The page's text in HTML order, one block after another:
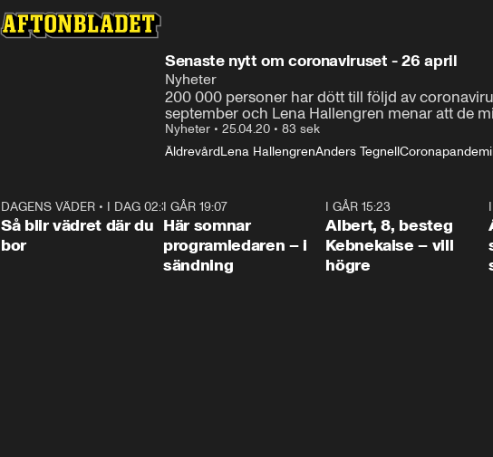
Senaste nytt om coronaviruset - 26 april
Nyheter
200 000 personer har dött till följd av
september och Lena Hallengren menar att de
Nyheter • 25.04.20 • 83 sek
ÄldrevårdLena HallengrenAnders Tegnell
1:06
DAGENS VÄDER • I DAG 02:30
Så blir vädret där du
bor
I GÅR 19:07
Här somnar
programledaren – i
sändning
I GÅR 15:23
Albert, 8, besteg
Kebnekaise – vill
högre